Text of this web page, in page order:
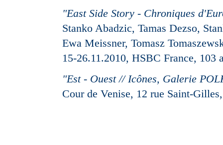
"East Side Story - Chroniques
Stanko Abadzic, Tamas Dezso,
Ewa Meissner, Tomasz
15-26.11.2010, HSBC France, 103
"Est - Ouest // Icônes, Galerie
Cour de Venise, 12 rue Saint-